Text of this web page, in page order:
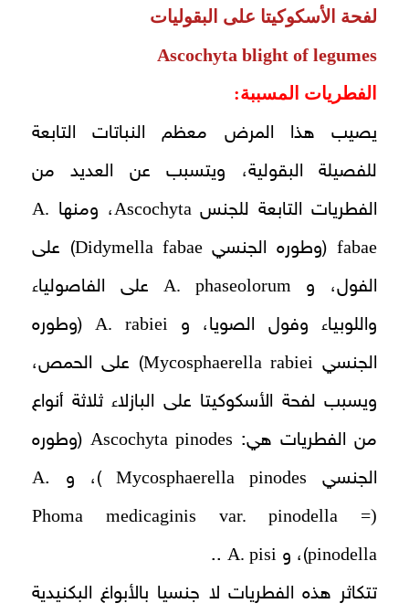
لفحة الأسكوكيتا على البقوليات
Ascochyta blight of legumes
الفطريات المسببة:
يصيب هذا المرض معظم النباتات التابعة
للفصيلة البقولية، ويتسبب عن العديد من
الفطريات التابعة للجنسAscochyta ، ومنها A.
fabae(وطوره الجنسيDidymella fabae) على
الفول، وA. phaseolorumعلى الفاصولياء
واللوبياء وفول الصويا، و
A. rabiei(وطوره
الجنسي Mycosphaerella rabiei) على الحمص،
ويسبب لفحة الأسكوكيتا على البازلاء ثلاثة أنواع
من الفطريات هي: Ascochyta pinodes (وطوره
الجنسي
Mycosphaerella pinodes)، و .A
Phoma medicaginis var. pinodella =)
pinodella)، و A. pisi
..
تتكاثر هذه الفطريات لا جنسيا بالأبواغ البكنيدية